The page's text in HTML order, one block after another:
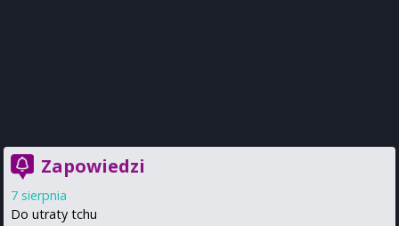
Zapowiedzi
7 sierpnia
Do utraty tchu